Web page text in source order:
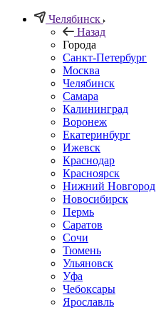
Челябинск
Назад
Города
Санкт-Петербург
Москва
Челябинск
Самара
Калининград
Воронеж
Екатеринбург
Ижевск
Краснодар
Красноярск
Нижний Новгород
Новосибирск
Пермь
Саратов
Сочи
Тюмень
Ульяновск
Уфа
Чебоксары
Ярославль